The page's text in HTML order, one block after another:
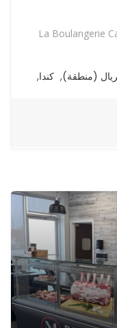
La Boulangerie
(منطقة), كندا,